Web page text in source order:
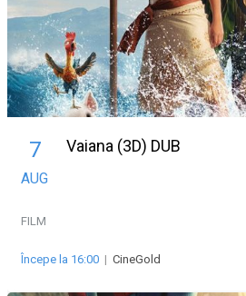
7
AUG
Vaiana (3D) DUB
FILM
Începe la 16:00 | CineGold